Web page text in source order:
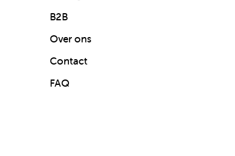
B2B
Over ons
Contact
FAQ